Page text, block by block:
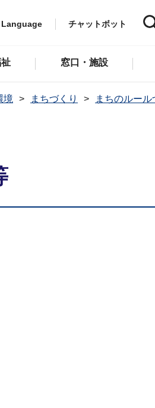
Language チャットボット
窓口・施設
境 まちづくり
まちのルー